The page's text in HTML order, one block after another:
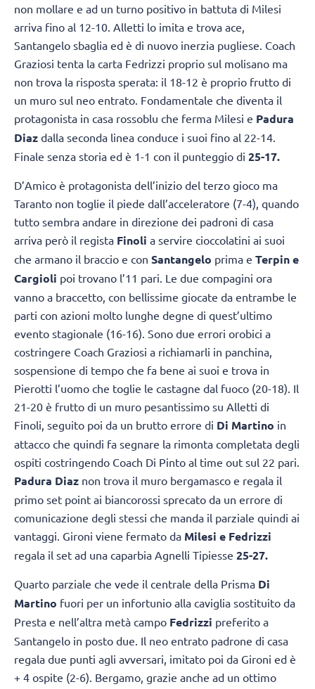
non mollare e ad un turno positivo in battuta di Milesi
arriva fino al 12-10. Alletti lo imita e trova ace,
Santangelo sbaglia ed è di nuovo inerzia pugliese. Coach
Graziosi tenta la carta Fedrizzi proprio sul molisano ma
non trova la risposta sperata: il 18-12 è proprio frutto di
un muro sul neo entrato. Fondamentale che diventa il
protagonista in casa rossoblu che ferma Milesi e Padura
Diaz dalla seconda linea conduce i suoi fino al 22-14.
Finale senza storia ed è 1-1 con il punteggio di 25-17.
D’Amico è protagonista dell’inizio del terzo gioco ma
Taranto non toglie il piede dall’acceleratore (7-4), quando
tutto sembra andare in direzione dei padroni di casa
arriva però il regista Finoli a servire cioccolatini ai suoi
che armano il braccio e con Santangelo prima e Terpin e
Cargioli poi trovano l’11 pari. Le due compagini ora
vanno a braccetto, con bellissime giocate da entrambe le
parti con azioni molto lunghe degne di quest’ultimo
evento stagionale (16-16). Sono due errori orobici a
costringere Coach Graziosi a richiamarli in panchina,
sospensione di tempo che fa bene ai suoi e trova in
Pierotti l’uomo che toglie le castagne dal fuoco (20-18). Il
21-20 è frutto di un muro pesantissimo su Alletti di
Finoli, seguito poi da un brutto errore di Di Martino in
attacco che quindi fa segnare la rimonta completata degli
ospiti costringendo Coach Di Pinto al time out sul 22 pari.
Padura Diaz non trova il muro bergamasco e regala il
primo set point ai biancorossi sprecato da un errore di
comunicazione degli stessi che manda il parziale quindi ai
vantaggi. Gironi viene fermato da Milesi e Fedrizzi
regala il set ad una caparbia Agnelli Tipiesse 25-27.
Quarto parziale che vede il centrale della Prisma Di
Martino fuori per un infortunio alla caviglia sostituito da
Presta e nell’altra metà campo Fedrizzi preferito a
Santangelo in posto due. Il neo entrato padrone di casa
regala due punti agli avversari, imitato poi da Gironi ed è
+ 4 ospite (2-6). Bergamo, grazie anche ad un ottimo